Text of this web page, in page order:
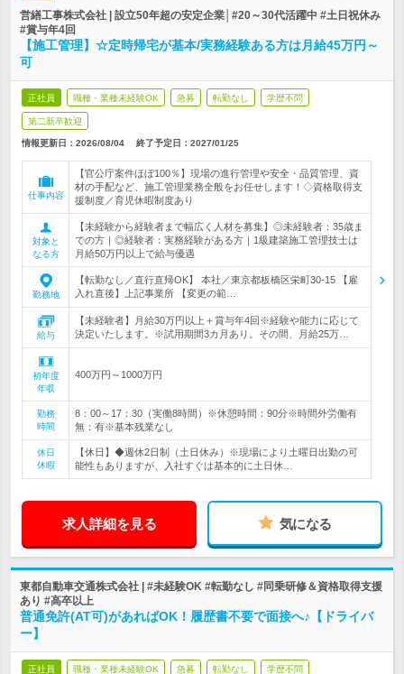
営繕工事株式会社 | 設立50年超の安定企業│#20～30代活躍中 #土日祝休み
#賞与年4回
【施工管理】☆定時帰宅が基本/実務経験ある方は月給45万円～
可
正社員 職種・業種未経験OK 急募 転勤なし 学歴不問
第二新卒歓迎
情報更新日：2026/08/04 終了予定日： 2027/01/25
仕事内容
【官公庁案件ほぼ100％】現場の進行管理や安全・品質管理、資
材の手配など、施工管理業務全般をお任せします！◇資格取得支
援制度／育児休暇制度あり
対象と
なる方
【未経験から経験者まで幅広く人材を募集】◎未経験者：35歳ま
での方｜◎経験者：実務経験がある方｜1級建築施工管理技士は
月給50万円以上で給与優遇
勤務地
【転勤なし／直行直帰OK】 本社／東京都板橋区栄町30-15 【雇
入れ直後】上記事業所 【変更の範…
給与
【未経験者】月給30万円以上＋賞与年4回※経験や能力に応じて
決定いたします。※試用期間3カ月あり。その間、月給25万…
初年度
年収
400万円～1000万円
勤務
時間
8：00～17：30（実働8時間）※休憩時間：90分※時間外労働有
無：有※基本残業なし
休日
休暇
【休日】◆週休2日制（土日休み）※現場により土曜日出勤の可
能性もありますが、入社すぐは基本的に土日休…
求人詳細を見る 気になる
東都自動車交通株式会社 | #未経験OK #転勤なし #同乗研修＆資格取得支援
あり #高卒以上
普通免許(AT可)があればOK！履歴書不要で面接へ♪【ドライバ
ー】
正社員 職種・業種未経験OK 急募 転勤なし 学歴不問